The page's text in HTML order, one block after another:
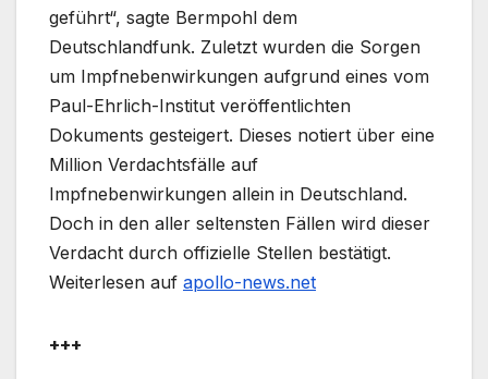
geführt“, sagte Bermpohl dem
Deutschlandfunk. Zuletzt wurden die Sorgen
um Impfnebenwirkungen aufgrund eines vom
Paul-Ehrlich-Institut veröffentlichten
Dokuments gesteigert. Dieses notiert über eine
Million Verdachtsfälle auf
Impfnebenwirkungen allein in Deutschland.
Doch in den aller seltensten Fällen wird dieser
Verdacht durch offizielle Stellen bestätigt.
Weiterlesen auf apollo-news.net
+++